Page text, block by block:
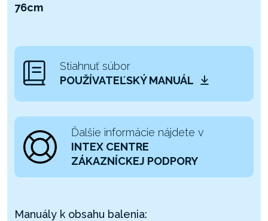
76cm
Stiahnuť súbor
POUŽÍVATEĽSKÝ MANUÁL
Ďalšie informácie nájdete v
INTEX CENTRE
ZÁKAZNÍCKEJ PODPORY
Manuály k obsahu balenia: